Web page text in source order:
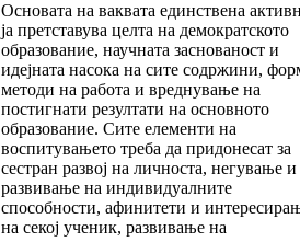
Основата на ваквата единствена
ја претставува целта на демократското
образование, научната заснованост и
идејната насока на сите содржини,
методи на работа и вреднување на
постигнати резултати на основното
образование. Сите елементи на
воспитувањето треба да придонесат за
сестран развој на личноста, негување и
развивање на индивидуалните
способности, афинитети и
на секој ученик, развивање на